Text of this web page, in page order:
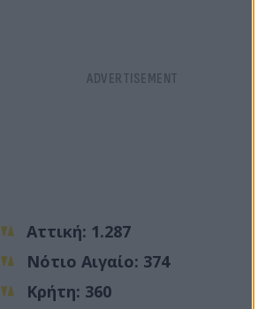
Αττική: 1.287
Νότιο Αιγαίο: 374
Κρήτη: 360